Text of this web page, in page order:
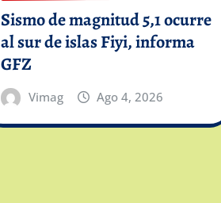
Sismo de magnitud 5,1 ocurre
al sur de islas Fiyi, informa
GFZ
Vimag Ago 4, 2026